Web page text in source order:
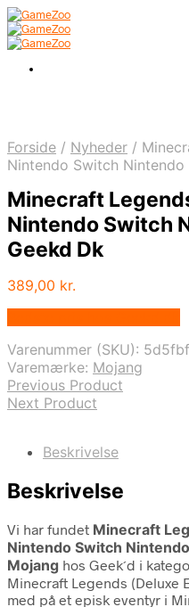
Forside / Nyheder /
Nintendo Switch
Minecraft
Nintendo Switch
Geekd Dk
389,00 kr.
Varenummer (SKU):
Varemærke: Mojang
Previous Product
Next Product
Beskrivelse
Beskrivelse
Vi har fundet Minecraft
Nintendo Switch
Mojang hos Geek´d i
Minecraft Legends (Deluxe
med på et episk eventyr i